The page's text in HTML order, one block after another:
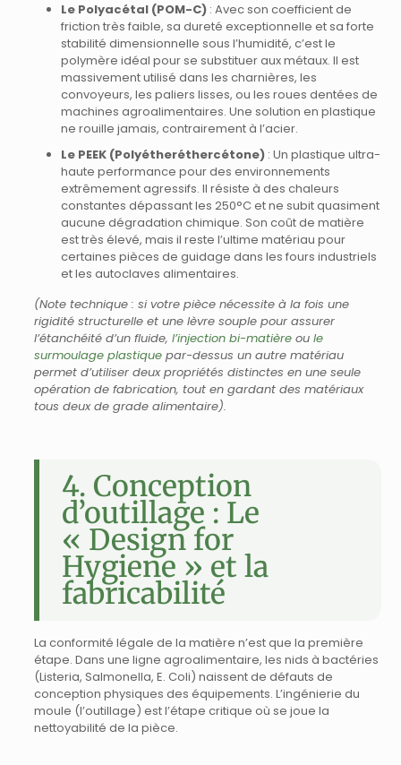
Le Polyacétal (POM-C) : Avec son coefficient de
friction très faible, sa dureté exceptionnelle et sa forte
stabilité dimensionnelle sous l’humidité, c’est le
polymère idéal pour se substituer aux métaux. Il est
massivement utilisé dans les charnières, les
convoyeurs, les paliers lisses, ou les roues dentées de
machines agroalimentaires. Une solution en plastique
ne rouille jamais, contrairement à l’acier.
Le PEEK (Polyétheréthercétone) : Un plastique ultra-
haute performance pour des environnements
extrêmement agressifs. Il résiste à des chaleurs
constantes dépassant les 250°C et ne subit quasiment
aucune dégradation chimique. Son coût de matière
est très élevé, mais il reste l’ultime matériau pour
certaines pièces de guidage dans les fours industriels
et les autoclaves alimentaires.
(Note technique : si votre pièce nécessite à la fois une
rigidité structurelle et une lèvre souple pour assurer
l’étanchéité d’un fluide, l’injection bi-matière ou le
surmoulage plastique par-dessus un autre matériau
permet d’utiliser deux propriétés distinctes en une seule
opération de fabrication, tout en gardant des matériaux
tous deux de grade alimentaire).
4. Conception
d’outillage : Le
« Design for
Hygiene » et la
fabricabilité
La conformité légale de la matière n’est que la première
étape. Dans une ligne agroalimentaire, les nids à bactéries
(Listeria, Salmonella, E. Coli) naissent de défauts de
conception physiques des équipements. L’ingénierie du
moule (l’outillage) est l’étape critique où se joue la
nettoyabilité de la pièce.